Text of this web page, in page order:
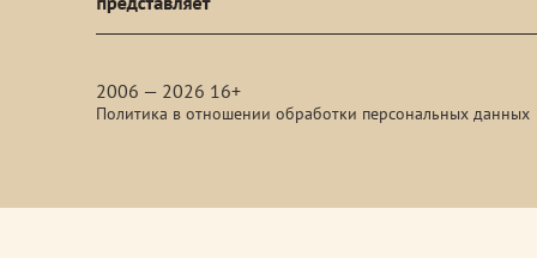
2006 — 2026 16+
Политика в отношении обработки персональных данных